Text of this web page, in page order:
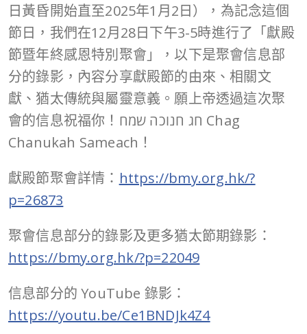
日黃昏開始直至2025年1月2日），為記念這個
節日，我們在12月28日下午3-5時進行了「獻殿
節暨年終感恩特別聚會」，以下是聚會信息部
分的錄影，內容分享獻殿節的由來、相關文
獻、猶太傳統與屬靈意義。願上帝透過這次聚
會的信息祝福你！חג חנוכה שמח Chag
Chanukah Sameach！
獻殿節聚會詳情： https://bmy.org.hk/?
p=26873
聚會信息部分的錄影及更多猶太節期錄影：
https://bmy.org.hk/?p=22049
信息部分的 YouTube 錄影：
https://youtu.be/Ce1BNDJk4Z4